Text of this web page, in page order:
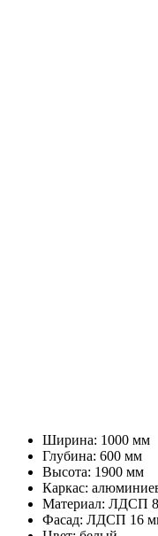
Ширина: 1000 мм
Глубина: 600 мм
Высота: 1900 мм
Каркас:
Материал: ЛДСП
Фасад: ЛДСП 16